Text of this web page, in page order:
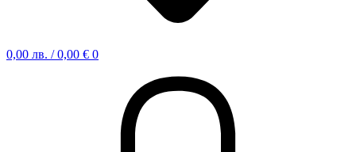
0,00 лв. / 0,00 € 0